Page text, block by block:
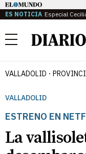
ES NOTICIA Especial
Menú
VALLADOLID
VALLADOLID
ESTRENO EN
La